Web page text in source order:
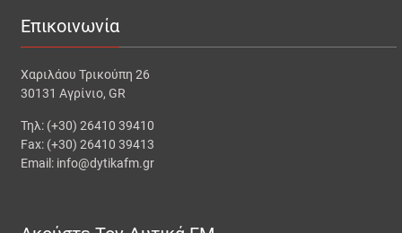
Επικοινωνία
Χαριλάου Τρικούπη 26
30131 Αγρίνιο, GR
Τηλ: (+30) 26410 39410
Fax: (+30) 26410 39413
Email: info@dytikafm.gr